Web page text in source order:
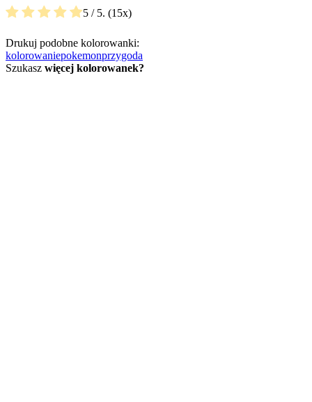
5 / 5. 15
Drukuj podobne kolorowanki:
kolorowaniepokemonprzygoda
Szukasz więcej kolorowanek?